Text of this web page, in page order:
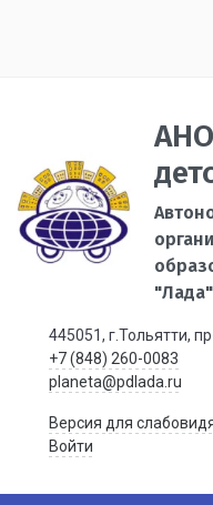
"Лада"
445051, г.Тольятти,
+7 (848) 260-0083
planeta@pdlada.ru
Версия для
Войти